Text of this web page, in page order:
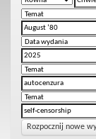
Rozpocznij nowe